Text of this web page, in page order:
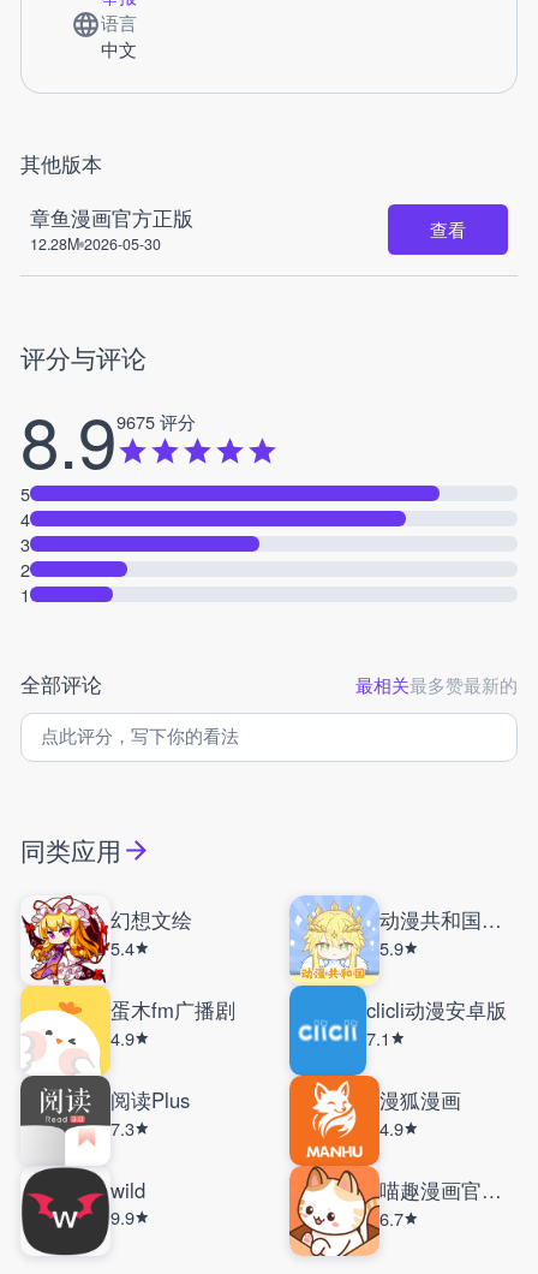
语言
中文
其他版本
章鱼漫画官方正版
12.28M 2026-05-30
查看
评分与评论
8.99675 评分
5
4
3
2
1
全部评论 最相关最多赞最新的
同类应用
幻想文绘
5.4
动漫共和国动漫
5.9
蛋木fm广播剧
4.9
clicli动漫安卓版
7.1
阅读Plus
7.3
漫狐漫画
4.9
wild
9.9
喵趣漫画官方正版
6.7